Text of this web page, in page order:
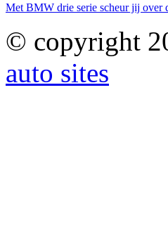
Met BMW drie serie scheur jij over
© copyright
auto sites